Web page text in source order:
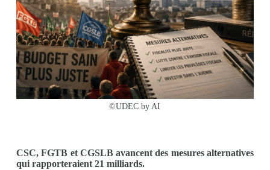
©UDEC by AI
CSC, FGTB et CGSLB avancent des mesures alternatives
qui rapporteraient 21 milliards.